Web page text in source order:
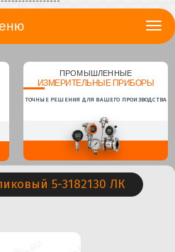
ПРОМЫШЛЕННЫЕ
ИЗМЕРИТЕЛЬНЫЕ ПРИБОРЫ
ТОЧНЫЕ РЕШЕНИЯ ДЛЯ ВАШЕГО ПРОИЗВОДСТВА
5-3182130 ЛК